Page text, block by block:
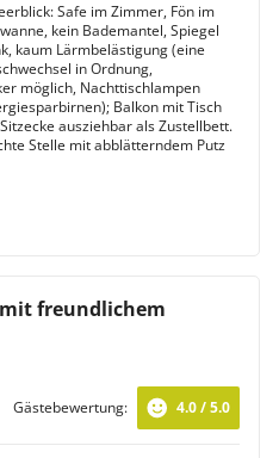
Safe im Zimmer, Fön im
kein Bademantel, Spiegel
kaum Lärmbelästigung (eine
in Ordnung,
möglich, Nachttischlampen
Balkon mit Tisch
ausziehbar als Zustellbett.
Stelle mit abblätterndem Putz
freundlichem
Gästebewertung: 4.0 / 5.0